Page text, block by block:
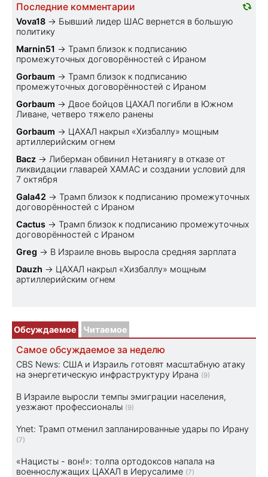
Последние комментарии
Vova18 → Бывший лидер ШАС вернется в большую
политику
Marnin51 → Трамп близок к подписанию
промежуточных договорённостей с Ираном
Gorbaum → Трамп близок к подписанию
промежуточных договорённостей с Ираном
Gorbaum → Двое бойцов ЦАХАЛ погибли в Южном
Ливане, четверо тяжело ранены
Gorbaum → ЦАХАЛ накрыл «Хизбаллу» мощным
артиллерийским огнем
Bacz → Либерман обвинил Нетаниягу в отказе от
ликвидации главарей ХАМАС и создании условий для
7 октября
Gala42 → Трамп близок к подписанию промежуточных
договорённостей с Ираном
Cactus → Трамп близок к подписанию промежуточных
договорённостей с Ираном
Greg → В Израиле вновь выросла средняя зарплата
Dauzh → ЦАХАЛ накрыл «Хизбаллу» мощным
артиллерийским огнем
Обсуждаемое Читаемое
Самое обсуждаемое за неделю
CBS News: США и Израиль готовят масштабную атаку
на энергетическую инфраструктуру Ирана (9)
В Израиле выросли темпы эмиграции населения,
уезжают профессионалы (9)
Ynet: Трамп отменил запланированные удары по Ирану
(7)
«Нацисты - вон!»: толпа ортодоксов напала на
военнослужащих ЦАХАЛ в Иерусалиме (7)